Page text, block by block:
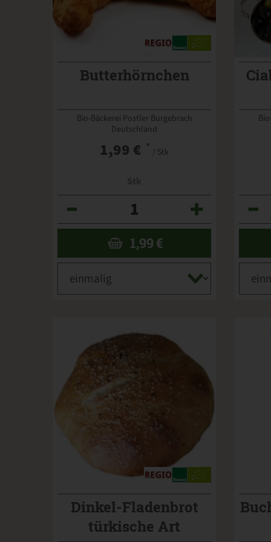
Butterhörnchen
Bio-Bäckerei Postler Burgebrach
Deutschland
1,99 € * / Stk
1,99 €
Dinkel-Fladenbrot
türkische Art